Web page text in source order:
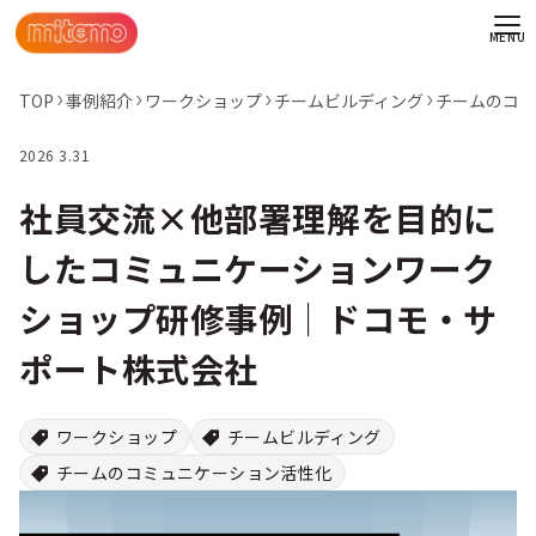
せ
TOP 事例紹介 ワークショップ チームビルディング チームのコ
2026 3.31
社員交流×他部署理解を目的に
したコミュニケーションワーク
ショップ研修事例│ドコモ・サ
ポート株式会社
ワークショップ
チームビルディング
チームのコミュニケーション活性化